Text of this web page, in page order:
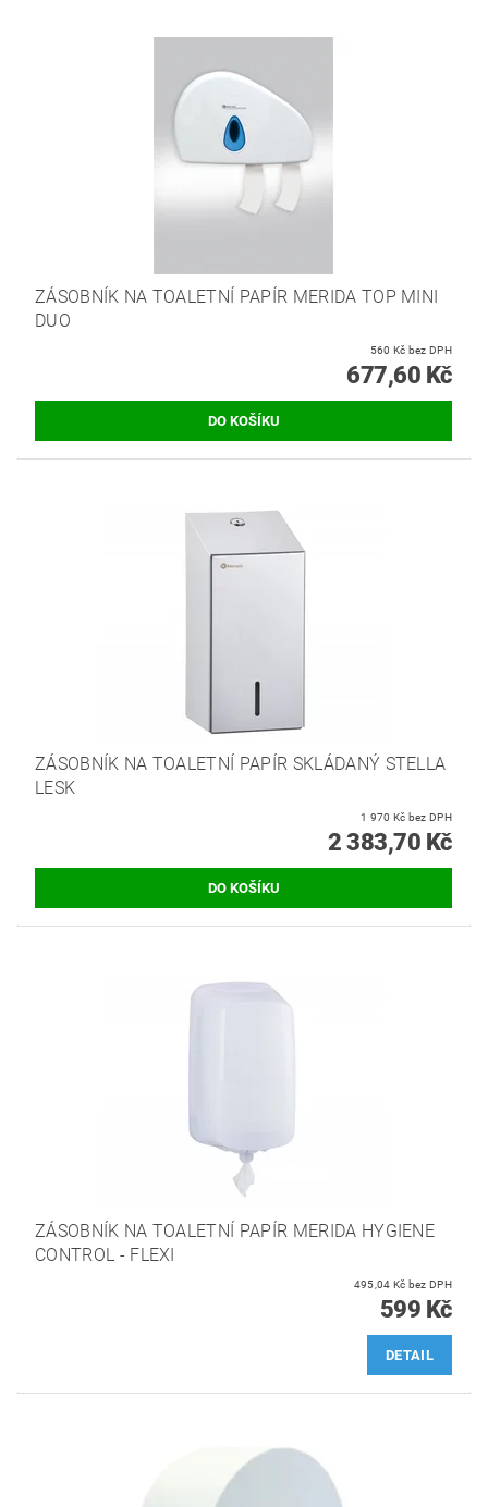
ZÁSOBNÍK NA TOALETNÍ PAPÍR MERIDA TOP MINI
DUO
560 Kč bez DPH
677,60 Kč
ZÁSOBNÍK NA TOALETNÍ PAPÍR SKLÁDANÝ STELLA
LESK
1 970 Kč bez DPH
2 383,70 Kč
ZÁSOBNÍK NA TOALETNÍ PAPÍR MERIDA HYGIENE
CONTROL - FLEXI
495,04 Kč bez DPH
599 Kč
DETAIL